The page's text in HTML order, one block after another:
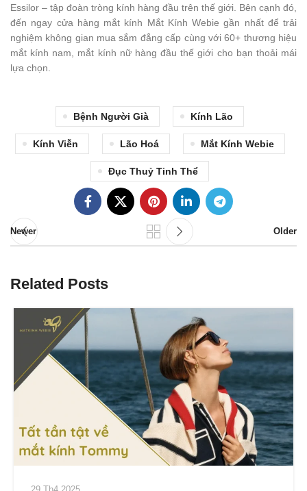
Essilor – tập đoàn tròng kính hàng đầu trên thế giới. Bên cạnh đó,
đến ngay cửa hàng mắt kính Mắt Kính Webie gần nhất để trải
nghiệm không gian mua sắm đẳng cấp cùng với 60+ thương hiệu
mắt kính nam, mắt kính nữ hàng đầu thế giới cho bạn thoải mái
lựa chọn.
Bệnh Người Già Kính Lão
Kính Viễn Lão Hoá Mắt Kính Webie
Đục Thuỷ Tinh Thể
Newer Older
Related Posts